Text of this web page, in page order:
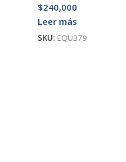
$240,000
Leer más
SKU: EQU379